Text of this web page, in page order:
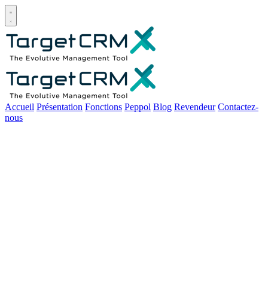
Open main menu
Accueil Présentation Fonctions Peppol Blog Revendeur Contactez-
nous